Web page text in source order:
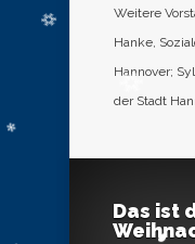
Weitere
Hanke,
Hannover;
der Stadt
Das ist